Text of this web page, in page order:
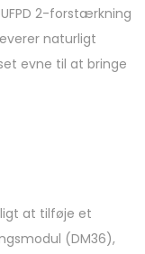
2-forstærkning
naturligt
evne til at bringe
at tilføje et
(DM36),